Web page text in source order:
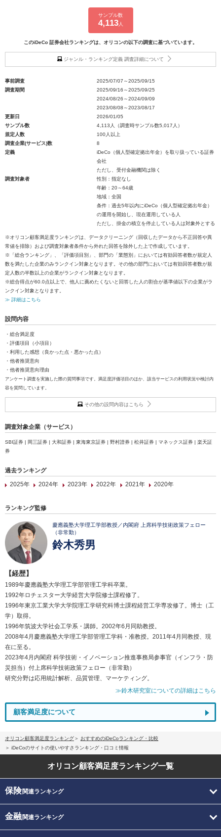
サンプル数
4,113人
このiDeCo 証券会社ランキングは、オリコンの以下の調査に基づいています。
ジャンル・ランキング定義 調査詳細について
事前調査
2025/07/07～2025/09/15
調査期間
2025/09/16～2025/09/25
2024/08/26～2024/09/09
2023/08/08～2023/08/17
更新日
2026/01/05
サンプル数
4,113人（調査時サンプル数5,017人）
規定人数
100人以上
調査企業(サービス)数
8
定義
iDeCo（個人型確定拠出年金）を取り扱っている証券
会社
ただし、受付金融機関は除く
調査対象者
性別：指定なし
年齢：20～64歳
地域：全国
条件：過去5年以内にiDeCo（個人型確定拠出年金）
の運用を開始し、現在運用している人
ただし、掛金の積立を停止している人は対象外とする
※オリコン顧客満足度ランキングは、データクリーニング（回収したデータから不正回答や異
常値を排除）および調査対象者条件から外れた回答を除外した上で作成しています。
※「総合ランキング」、「評価項目別」、部門の「業態別」においては有効回答者数が規定人
数を満たした企業のみランクイン対象となります。その他の部門においては有効回答者数が規
定人数の半数以上の企業がランクイン対象となります。
※総合得点が60.0点以上で、他人に薦めたくないと回答した人の割合が基準値以下の企業がラ
ンクイン対象となります。
≫ 詳細はこちら
設問内容
・総合満足度
・評価項目（小項目）
・利用した感想（良かった点・悪かった点）
・他者推奨意向
・他者推奨意向理由
アンケート調査を実施した際の質問事項です。満足度評価項目のほか、該当サービスの利用状況や検討内
容を質問しています。
その他の設問内容はこちら
調査対象企業（サービス）
SBI証券 | 岡三証券 | 大和証券 | 東海東京証券 | 野村證券 | 松井証券 | マネックス証券 | 楽天証
券
過去ランキング
2025年
2024年 2023年 2022年 2021年 2020年
ランキング監修
慶應義塾大学理工学部教授／内閣府 上席科学技術政策フェロー
（非常勤）
鈴木秀男
【経歴】
1989年慶應義塾大学理工学部管理工学科卒業。
1992年ロチェスター大学経営大学院修士課程修了。
1996年東京工業大学大学院理工学研究科博士課程経営工学専攻修了。博士（工
学）取得。
1996年筑波大学社会工学系・講師。2002年6月同助教授。
2008年4月慶應義塾大学理工学部管理工学科・准教授。2011年4月同教授、現
在に至る。
2023年4月内閣府 科学技術・イノベーション推進事務局参事官（インフラ・防
災担当）付上席科学技術政策フェロー（非常勤）
研究分野は応用統計解析、品質管理、マーケティング。
≫鈴木研究室についての詳細はこちら
顧客満足度について
オリコン顧客満足度ランキング
おすすめのiDeCoランキング・比較
iDeCoのサイトの使いやすさランキング・口コミ情報
オリコン顧客満足度ランキング一覧
保険関連ランキング
金融関連ランキング